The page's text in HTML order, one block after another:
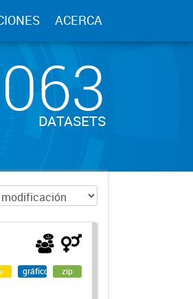
ACERCA
063
DATASETS
gráfico zip